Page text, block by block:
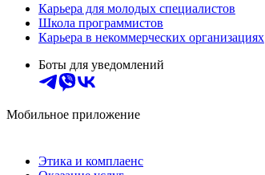
Карьера для молодых специалистов
Школа программистов
Карьера в некоммерческих организациях
Боты для уведомлений
Мобильное приложение
Этика и комплаенс